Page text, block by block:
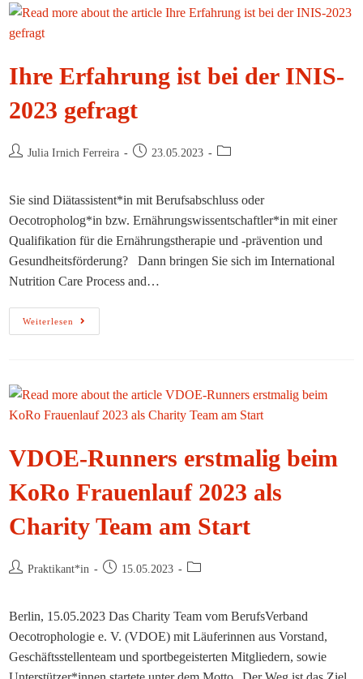
Ihre Erfahrung ist bei der INIS-
2023 gefragt
Beitrags-Julia Irnich Ferreira
Beitrag23.05.2023
Beitrags-
Sie sind Diätassistent*in mit Berufsabschluss oder
Oecotropholog*in bzw. Ernährungswissentschaftler*in mit einer
Qualifikation für die Ernährungstherapie und -prävention und
Gesundheitsförderung? Dann bringen Sie sich im International
Nutrition Care Process and…
Weiterlesen
Ihre
Erfahrung
2023
Gefragt
VDOE-Runners erstmalig beim
KoRo Frauenlauf 2023 als
Charity Team am Start
Beitrags-Praktikant*in
Beitrag15.05.2023
Beitrags-
Berlin, 15.05.2023 Das Charity Team vom BerufsVerband
Oecotrophologie e. V. (VDOE) mit Läuferinnen aus Vorstand,
Geschäftsstellenteam und sportbegeisterten Mitgliedern, sowie